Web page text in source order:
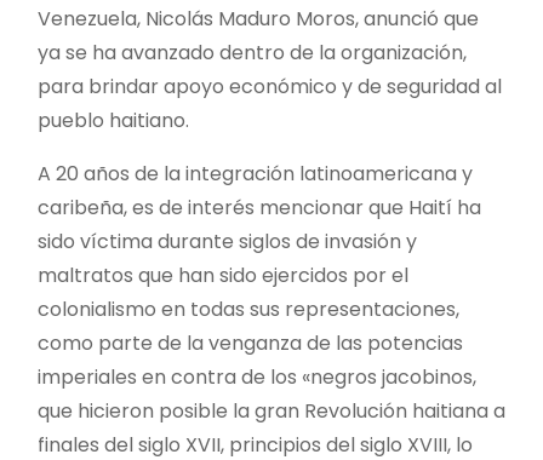
Venezuela, Nicolás Maduro Moros, anunció que
ya se ha avanzado dentro de la organización,
para brindar apoyo económico y de seguridad al
pueblo haitiano.
A 20 años de la integración latinoamericana y
caribeña, es de interés mencionar que Haití ha
sido víctima durante siglos de invasión y
maltratos que han sido ejercidos por el
colonialismo en todas sus representaciones,
como parte de la venganza de las potencias
imperiales en contra de los «negros jacobinos,
que hicieron posible la gran Revolución haitiana a
finales del siglo XVII, principios del siglo XVIII, lo